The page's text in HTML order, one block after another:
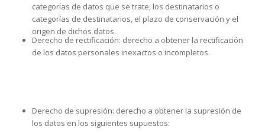
categorías de datos que se trate, los destinatarios o
categorías de destinatarios, el plazo de conservación y el
origen de dichos datos.
Derecho de rectificación: derecho a obtener la rectificación
de los datos personales inexactos o incompletos.
Derecho de supresión: derecho a obtener la supresión de
los datos en los siguientes supuestos: